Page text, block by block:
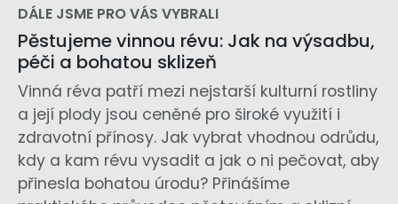
DÁLE JSME PRO VÁS VYBRALI
Pěstujeme vinnou révu: Jak na výsadbu,
péči a bohatou sklizeň
Vinná réva patří mezi nejstarší kulturní rostliny
a její plody jsou ceněné pro široké využití i
zdravotní přínosy. Jak vybrat vhodnou odrůdu,
kdy a kam révu vysadit a jak o ni pečovat, aby
přinesla bohatou úrodu? Přinášíme